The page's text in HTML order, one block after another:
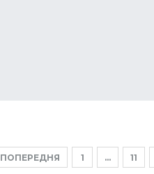
ПОПЕРЕДНЯ 1 … 11